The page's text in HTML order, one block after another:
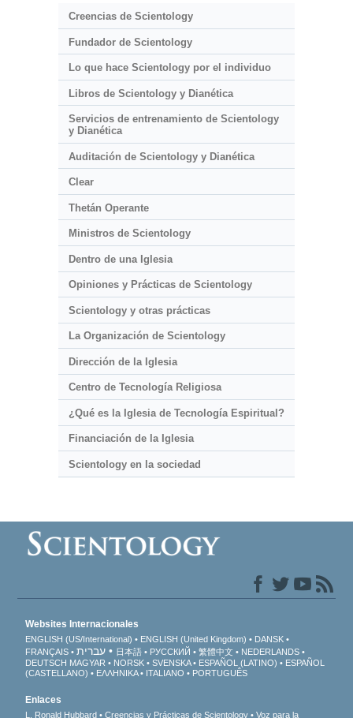
Creencias de Scientology
Fundador de Scientology
Lo que hace Scientology por el individuo
Libros de Scientology y Dianética
Servicios de entrenamiento de Scientology
y Dianética
Auditación de Scientology y Dianética
Clear
Thetán Operante
Ministros de Scientology
Dentro de una Iglesia
Opiniones y Prácticas de Scientology
Scientology y otras prácticas
La Organización de Scientology
Dirección de la Iglesia
Centro de Tecnología Religiosa
¿Qué es la Iglesia de Tecnología Espiritual?
Financiación de la Iglesia
Scientology en la sociedad
Websites Internacionales
ENGLISH (US/International) ENGLISH (United Kingdom)
DANSK
FRANÇAIS
עברית 日本語 РУССКИЙ 繁體中文
NEDERLANDS
DEUTSCH MAGYAR NORSK SVENSKA ESPAÑOL (LATINO)
ESPAÑOL
(CASTELLANO)
ΕΛΛΗΝΙΚA ITALIANO PORTUGUÊS
Enlaces
L. Ronald Hubbard Creencias y Prácticas de Scientology Voz para la